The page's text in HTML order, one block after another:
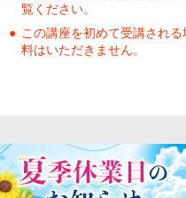
覧ください。
この講座を初めて受講され
料はいただきません。